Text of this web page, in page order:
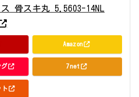
骨スキ丸 5.5603-14NL
Amazon
7net